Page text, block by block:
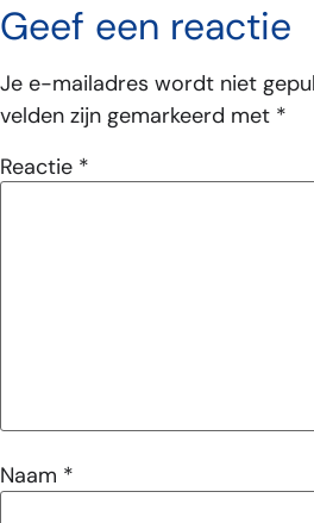
Geef een reactie
Je e-mailadres wordt niet
velden zijn gemarkeerd met *
Reactie *
Naam *